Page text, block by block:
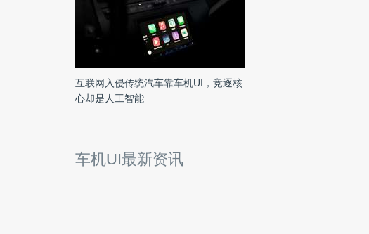
互联网入侵传统汽车靠车机UI，竞逐核
心却是人工智能
车机UI最新资讯